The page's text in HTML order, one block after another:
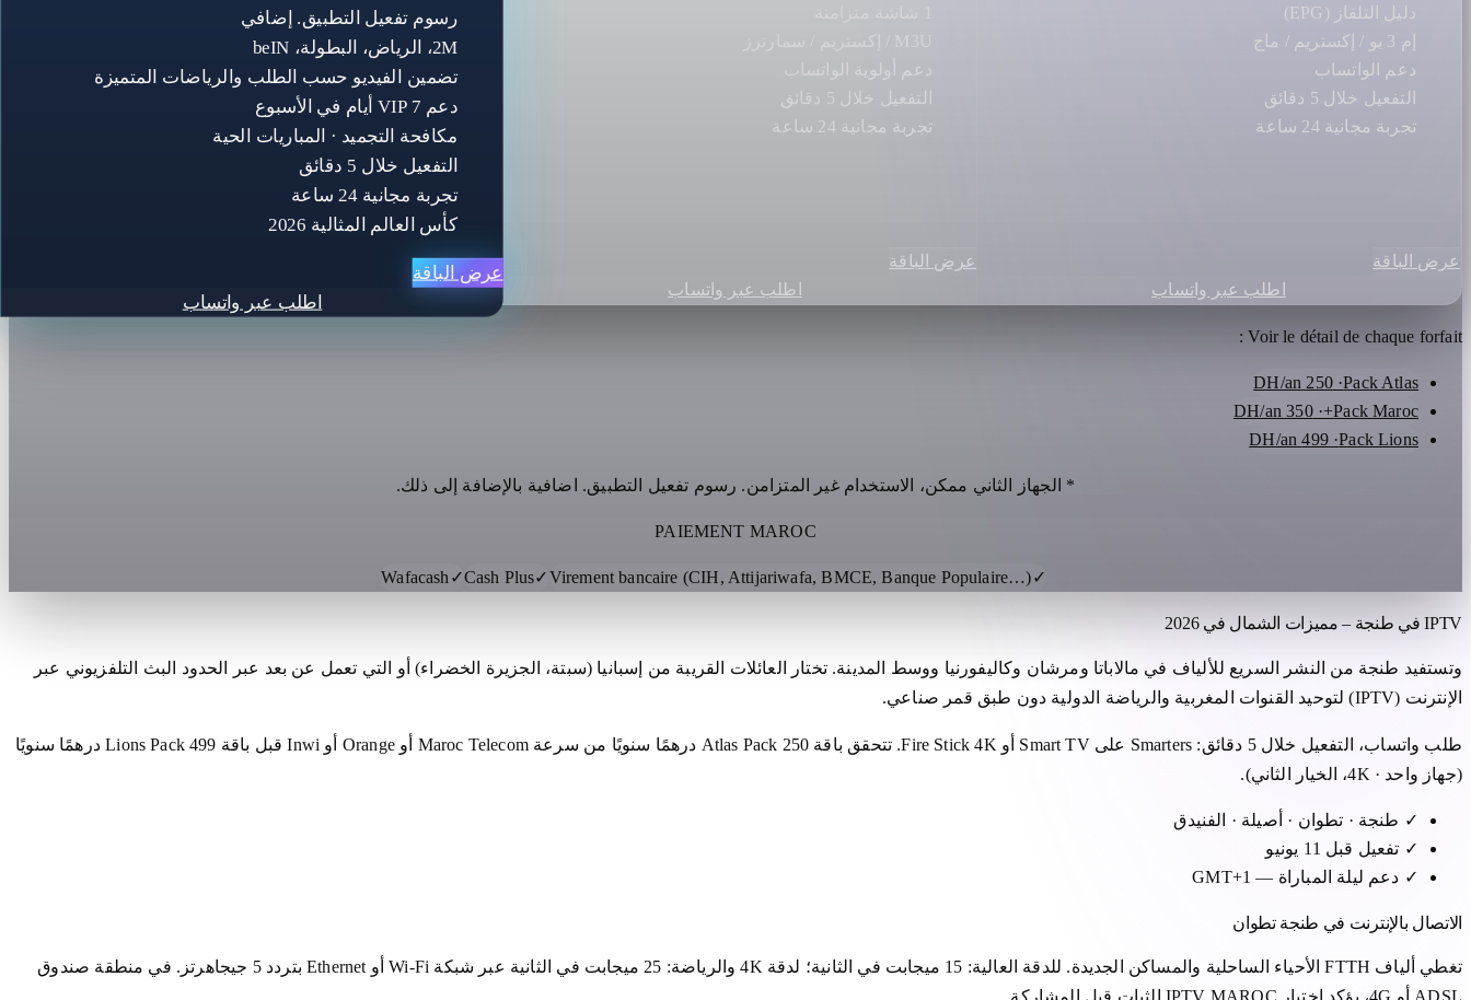
دليل التلفاز (EPG)
إم 3 يو / إكستريم / ماج
دعم الواتساب
التفعيل خلال 5 دقائق
تجربة مجانية 24 ساعة
عرض الباقة
اطلب عبر واتساب
M3U / إكستريم / سمارترز
دعم أولوية الواتساب
التفعيل خلال 5 دقائق
تجربة مجانية 24 ساعة
عرض الباقة
اطلب عبر واتساب
رسوم تفعيل التطبيق. إضافي
2M، الرياض، البطولة، beIN
تضمين الفيديو حسب الطلب والرياضات المتميزة
دعم VIP 7 أيام في الأسبوع
مكافحة التجميد · المباريات الحية
التفعيل خلال 5 دقائق
تجربة مجانية 24 ساعة
كأس العالم المثالية 2026
عرض الباقة
اطلب عبر واتساب
Voir le détail de chaque forfait :
Pack Atlas
· 250 DH/an
Pack Maroc+
· 350 DH/an
Pack Lions
· 499 DH/an
* الجهاز الثاني ممكن، الاستخدام غير المتزامن. رسوم تفعيل التطبيق. اضافية بالإضافة إلى ذلك.
PAIEMENT MAROC
✓
Virement bancaire (CIH, Attijariwafa, BMCE, Banque Populaire…)
✓
Cash Plus
✓
Wafacash
IPTV في طنجة – مميزات الشمال في 2026
وتستفيد طنجة من النشر السريع للألياف في مالاباتا ومرشان وكاليفورنيا ووسط المدينة. تختار العائلات القريبة من إسبانيا (سبتة، الجزيرة الخضراء) أو التي تعمل عن بعد عبر الحدود البث التلفزيوني عبر
الإنترنت (IPTV) لتوحيد القنوات المغربية والرياضة الدولية دون طبق قمر صناعي.
طلب واتساب، التفعيل خلال 5 دقائق: Smarters على Smart TV أو Fire Stick 4K. تتحقق باقة Atlas Pack 250 درهمًا سنويًا من سرعة Maroc Telecom أو Orange أو Inwi قبل باقة Lions Pack 499 درهمًا سنويًا
(جهاز واحد · 4K، الخيار الثاني).
✓ طنجة · تطوان · أصيلة · الفنيدق
✓ تفعيل قبل 11 يونيو
✓ دعم ليلة المباراة — GMT+1
الاتصال بالإنترنت في طنجة تطوان
تغطي ألياف FTTH الأحياء الساحلية والمساكن الجديدة. للدقة العالية: 15 ميجابت في الثانية؛ لدقة 4K والرياضة: 25 ميجابت في الثانية عبر شبكة Wi-Fi أو Ethernet بتردد 5 جيجاهرتز. في منطقة صندوق
ADSL أو 4G، يؤكد اختبار IPTV MAROC الثبات قبل المشاركة.